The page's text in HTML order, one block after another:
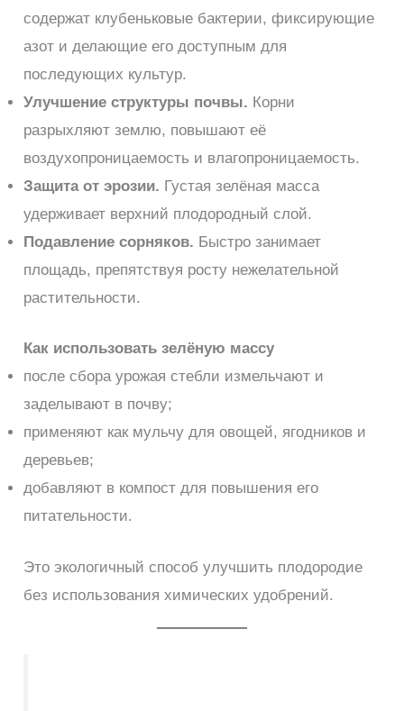
содержат клубеньковые бактерии, фиксирующие
азот и делающие его доступным для
последующих культур.
Улучшение структуры почвы. Корни
разрыхляют землю, повышают её
воздухопроницаемость и влагопроницаемость.
Защита от эрозии. Густая зелёная масса
удерживает верхний плодородный слой.
Подавление сорняков. Быстро занимает
площадь, препятствуя росту нежелательной
растительности.
Как использовать зелёную массу
после сбора урожая стебли измельчают и
заделывают в почву;
применяют как мульчу для овощей, ягодников и
деревьев;
добавляют в компост для повышения его
питательности.
Это экологичный способ улучшить плодородие
без использования химических удобрений.